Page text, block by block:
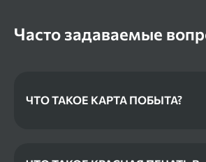
Часто задаваемые
ЧТО ТАКОЕ КАРТА ПОБЫТА?